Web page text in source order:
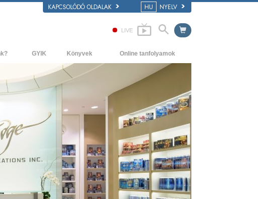
KAPCSOLÓDÓ OLDALAK HU NYELV
LIVE
GYIK
Háttér és alapelvek
Látogatás egy egyházban
A Szcientológia szervezetek
Könyvek
Kezdőkönyvek
Bevezető előadások
Filmek
Online tanfolyamok
Hogyan oldjunk meg konfliktusokat?
A létezés dinamikái
A megértés összetevői
Megoldások a veszélyes környezetre
Asszisztok betegségekre és
sérülésekre
Tisztesség és becsület
Házasság